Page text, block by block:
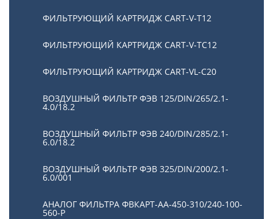
ФИЛЬТРУЮЩИЙ КАРТРИДЖ CART-V-T12
ФИЛЬТРУЮЩИЙ КАРТРИДЖ CART-V-TC12
ФИЛЬТРУЮЩИЙ КАРТРИДЖ CART-VL-C20
ВОЗДУШНЫЙ ФИЛЬТР ФЭВ 125/DIN/265/2.1-
4.0/18.2
ВОЗДУШНЫЙ ФИЛЬТР ФЭВ 240/DIN/285/2.1-
6.0/18.2
ВОЗДУШНЫЙ ФИЛЬТР ФЭВ 325/DIN/200/2.1-
6.0/001
АНАЛОГ ФИЛЬТРА ФВКАРТ-АА-450-310/240-100-
560-P